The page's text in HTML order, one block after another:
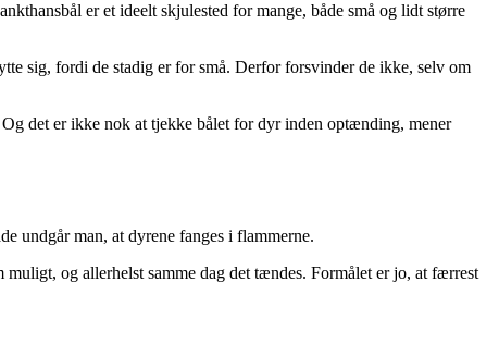
er et ideelt skjulested for mange, både små og lidt større
sig, fordi de stadig er for små. Derfor forsvinder de ikke, selv om
det er ikke nok at tjekke bålet for dyr inden optænding, mener
undgår man, at dyrene fanges i flammerne.
og allerhelst samme dag det tændes. Formålet er jo, at færrest